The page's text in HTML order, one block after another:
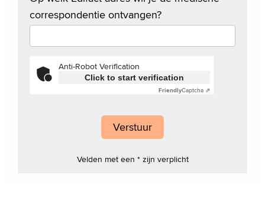
correspondentie ontvangen?
Anti-Robot Verification
Click to start verification
FriendlyCaptcha ⇗
Velden met een * zijn verplicht